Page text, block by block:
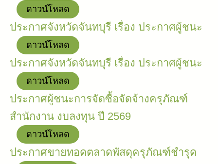
ดาวน์โหลด
ประกาศจังหวัดจันทบุรี เรื่อง ประกาศผู้ชนะ
ดาวน์โหลด
ประกาศจังหวัดจันทบุรี เรื่อง ประกาศผู้ชนะ
ดาวน์โหลด
ประกาศผู้ชนะการจัดซื้อจัดจ้างครุภัณฑ์
สำนักงาน งบลงทุน ปี 2569
ดาวน์โหลด
ประกาศขายทอดตลาดพัสดุครุภัณฑ์ชำรุด